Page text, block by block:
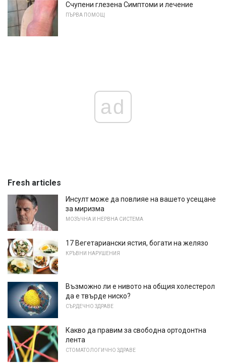
Счупени глезена Симптоми и лечение
ПЪРВА ПОМОЩ
ad
Fresh articles
Инсулт може да повлияе на вашето усещане
за миризма
МОЗЪЧНА И НЕРВНА СИСТЕМА
17 Вегетариански ястия, богати на желязо
КРЪВНИ НАРУШЕНИЯ
Възможно ли е нивото на общия холестерол
да е твърде ниско?
СЪРДЕЧНО ЗДРАВЕ
Какво да правим за свободна ортодонтна
лента
СТОМАТОЛОГИЧНО ЗДРАВЕ